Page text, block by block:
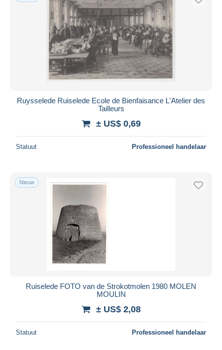
Ruysselede Ruiselede Ecole de Bienfaisance L'Atelier des
Tailleurs
± US$ 0,69
Statuut Professioneel handelaar
Nieuw
Ruiselede FOTO van de Strokotmolen 1980 MOLEN
MOULIN
± US$ 2,08
Statuut Professioneel handelaar